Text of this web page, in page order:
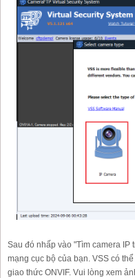
Sau đó nhấp vào "Tìm camera IP
mạng cục bộ của bạn. VSS có
giao thức ONVIF. Vui lòng xem